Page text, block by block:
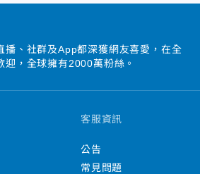
播、社群及App都深獲網友喜愛，在全
迎，全球擁有2000萬粉絲。
客服資訊
公告
常見問題